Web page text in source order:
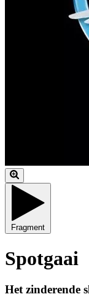
Fragment
Spotgaai
Het zinderende